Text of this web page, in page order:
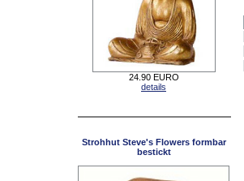
24.90 EURO
details
Strohhut Steve's Flowers formbar
bestickt